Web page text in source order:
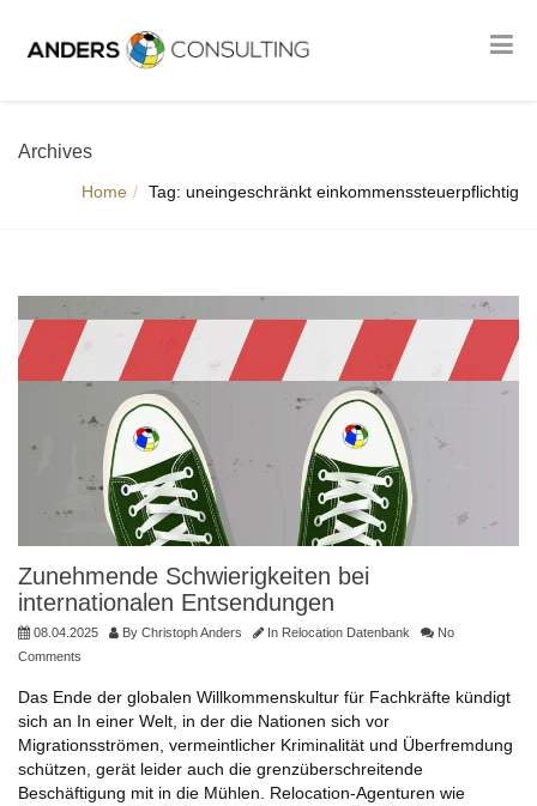
Archives
Home Tag: uneingeschränkt einkommenssteuerpflichtig
Zunehmende Schwierigkeiten bei
internationalen Entsendungen
08.04.2025 By Christoph Anders In Relocation Datenbank
No
Comments
Das Ende der globalen Willkommenskultur für Fachkräfte kündigt
sich an In einer Welt, in der die Nationen sich vor
Migrationsströmen, vermeintlicher Kriminalität und Überfremdung
schützen, gerät leider auch die grenzüberschreitende
Beschäftigung mit in die Mühlen. Relocation-Agenturen wie